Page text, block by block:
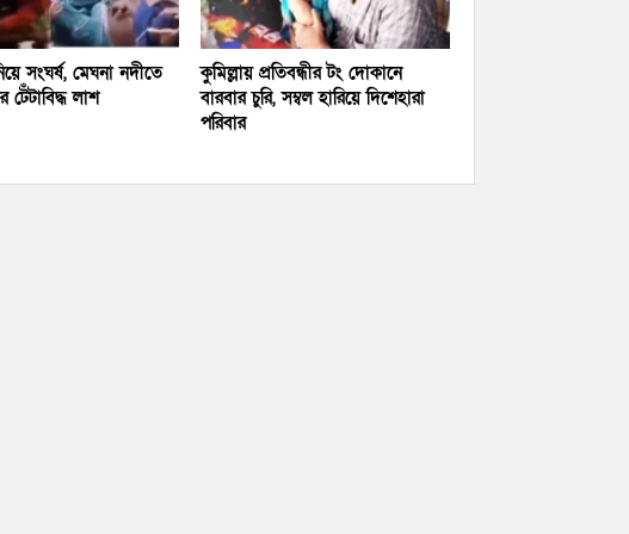
সংঘর্ষ, মেঘনা নদীতে
টেঁটাবিদ্ধ লাশ
কুমিল্লায় প্রতিবন্ধীর টং দোকানে
বারবার চুরি, সম্বল হারিয়ে দিশেহারা
পরিবার